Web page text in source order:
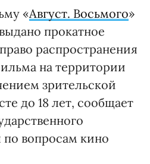
«Август. Восьмого»
прокатное
распространения
на территории
зрительской
до 18 лет, сообщает
по вопросам кино